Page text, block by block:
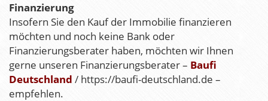
Finanzierung
Insofern Sie den Kauf der Immobilie finanzieren
möchten und noch keine Bank oder
Finanzierungsberater haben, möchten wir Ihnen
gerne unseren Finanzierungsberater – Baufi
Deutschland / https://baufi-deutschland.de –
empfehlen.